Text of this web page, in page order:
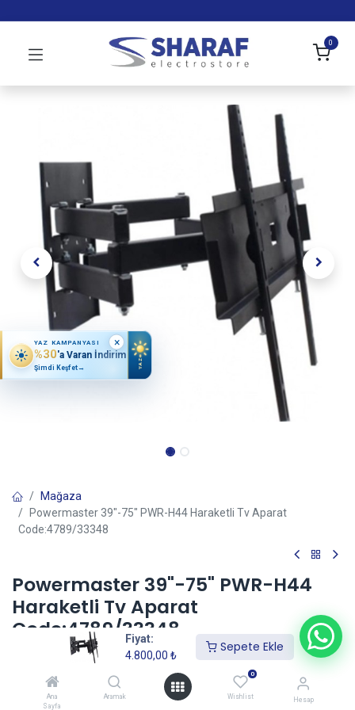
Fiyat:
4.800,00 ₺
Sepete Ekle
Ana
Sayfa
Aramak
0
Wishlist Hesap
0
Mağaza
Powermaster 39"-75" PWR-H44 Haraketli Tv Aparat
Code:4789/33348
Powermaster 39"-75" PWR-H44
Haraketli Tv Aparat
Code:4789/33348
(0 incele)
4.800,00
YAZ KAMPANYASI
%30'a Varan İndirim
Şimdi Keşfet→ YAZ
×